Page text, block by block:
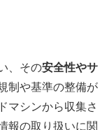
、その安全性やサ
制や基準の整備が
マシンから収集さ
報の取り扱いに関